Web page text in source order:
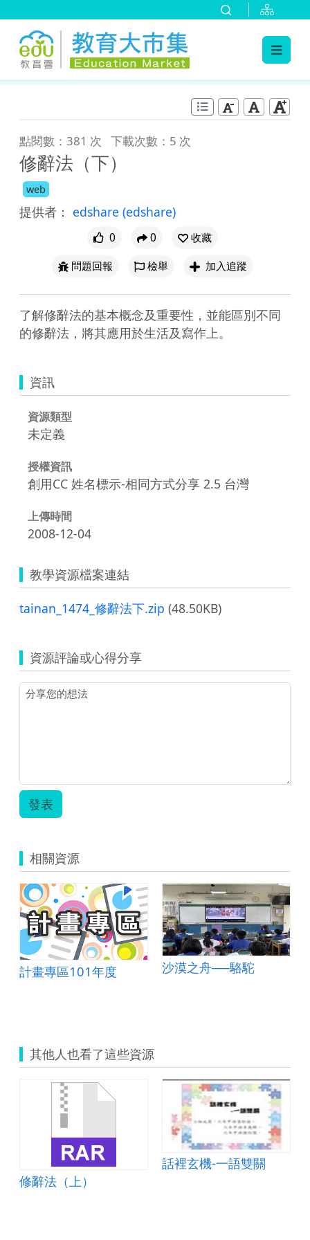
點閱數：381 次 下載次數：5 次
修辭法（下）
web
提供者： edshare (edshare)
0 0
收藏
問題回報
檢舉 加入追蹤
了解修辭法的基本概念及重要性，並能區別不同
的修辭法，將其應用於生活及寫作上。
資訊
資源類型
未定義
授權資訊
創用CC 姓名標示-相同方式分享 2.5 台灣
上傳時間
2008-12-04
教學資源檔案連結
tainan_1474_修辭法下.zip (48.50KB)
資源評論或心得分享
發表
相關資源
計畫專區101年度 沙漠之舟──駱駝
其他人也看了這些資源
修辭法（上）
話裡玄機-一語雙關